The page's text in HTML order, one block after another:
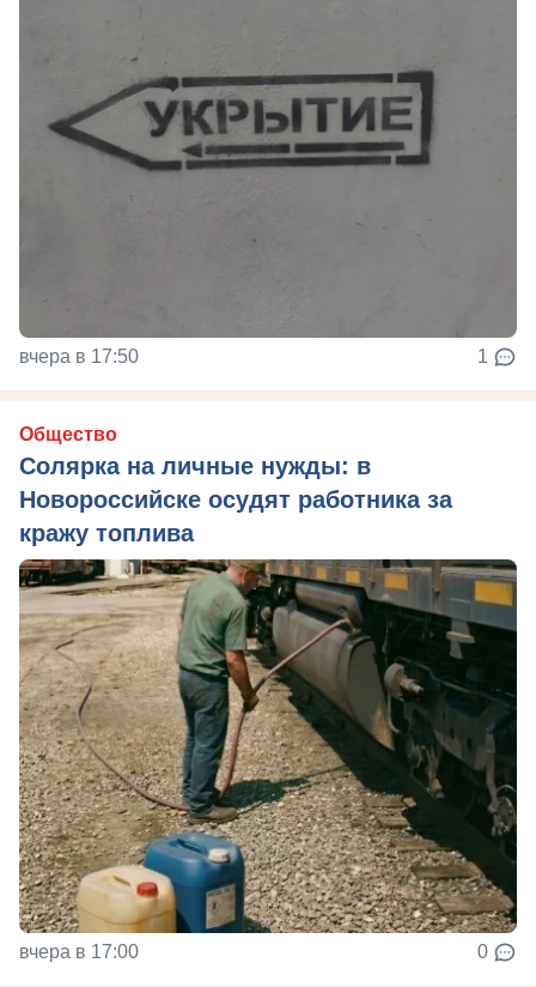
вчера в 17:50 1
Общество
Солярка на личные нужды: в
Новороссийске осудят работника за
кражу топлива
вчера в 17:00 0